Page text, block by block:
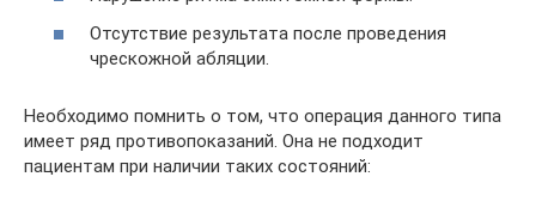
Отсутствие результата после проведения
чрескожной абляции.
Необходимо помнить о том, что операция данного типа
имеет ряд противопоказаний. Она не подходит
пациентам при наличии таких состояний: